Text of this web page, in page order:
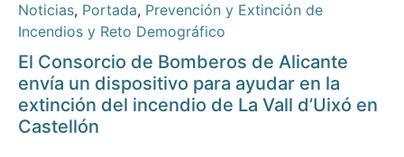
Noticias, Portada, Prevención y Extinción de
Incendios y Reto Demográfico
El Consorcio de Bomberos de Alicante
envía un dispositivo para ayudar en la
extinción del incendio de La Vall d’Uixó en
Castellón